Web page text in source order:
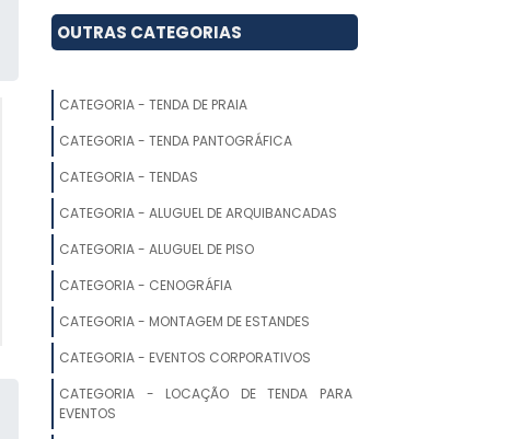
ALUGUEL DE TENDAS PARA FESTAS EM
ITU
LOCAÇÃO DE TENDA PIRAMIDE
ALUGUEL DE TENDAS PARA
ALUGUEL DE TENDAS SP
ALUGUEL DE TENDAS PARA EVENTOS
OUTRAS CATEGORIAS
CATEGORIA - TENDA DE PRAIA
CATEGORIA - TENDA PANTOGRÁFICA
CATEGORIA - TENDAS
CATEGORIA - ALUGUEL DE ARQUIBANCADAS
CATEGORIA - ALUGUEL DE PISO
CATEGORIA - CENOGRÁFIA
CATEGORIA - MONTAGEM DE ESTANDES
CATEGORIA - EVENTOS CORPORATIVOS
CATEGORIA - LOCAÇÃO DE TENDA PARA
EVENTOS